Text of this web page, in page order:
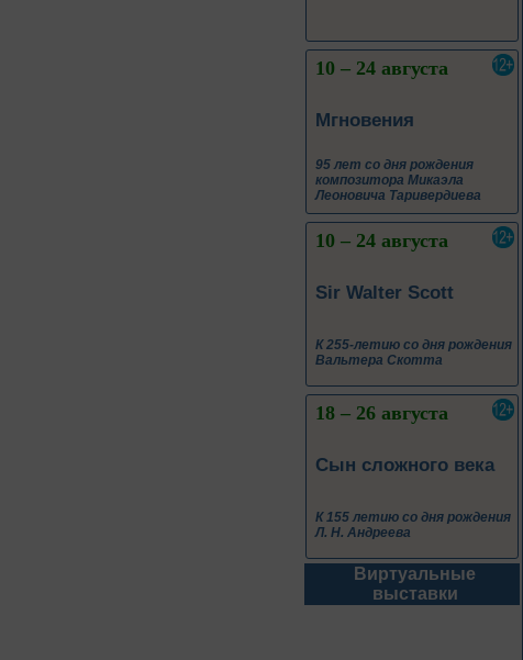
10 – 24 августа
Sir Walter Scott
К 255-летию со дня рождения
Вальтера Скотта
18 – 26 августа
Сын сложного века
К 155 летию со дня рождения
Л. Н. Андреева
1 июня – 30
Краеведение: в
1 июня – 31
августа
Виртуальные
выставки